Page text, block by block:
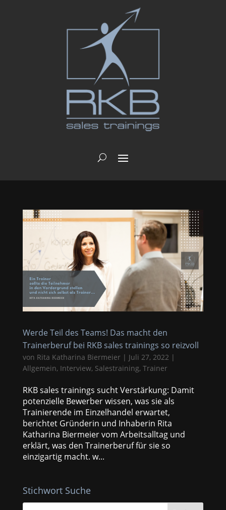
Werde Teil des Teams! Das macht den
Trainerberuf bei RKB sales trainings so reizvoll
von Rita Katharina Biermeier| Juli 27, 2022 |
Allgemein, Interview, Salestraining, Trainer
RKB sales trainings sucht Verstärkung: Damit
potenzielle Bewerber wissen, was sie als
Trainierende im Einzelhandel erwartet,
berichtet Gründerin und Inhaberin Rita
Katharina Biermeier vom Arbeitsalltag und
erklärt, was den Trainerberuf für sie so
einzigartig macht. w...
Stichwort Suche